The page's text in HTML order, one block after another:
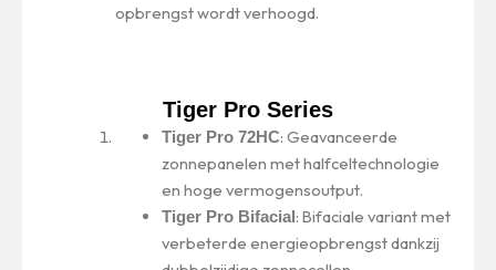
opbrengst wordt verhoogd.
Tiger Pro Series
Tiger Pro 72HC: Geavanceerde
zonnepanelen met halfceltechnologie
en hoge vermogensoutput.
Tiger Pro Bifacial: Bifaciale variant met
verbeterde energieopbrengst dankzij